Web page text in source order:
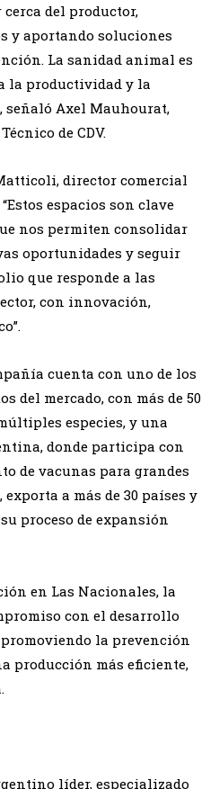
del productor,
y aportando soluciones
La sanidad animal es
la productividad y la
señaló Axel Mauhourat,
de CDV.
director comercial
espacios son clave
nos permiten consolidar
oportunidades y seguir
que responde a las
con innovación,
cuenta con uno de los
del mercado, con más de 50
especies, y una
donde participa con
de vacunas para grandes
a más de 30 países y
proceso de expansión
en Las Nacionales, la
con el desarrollo
la prevención
producción más eficiente,
líder, especializado